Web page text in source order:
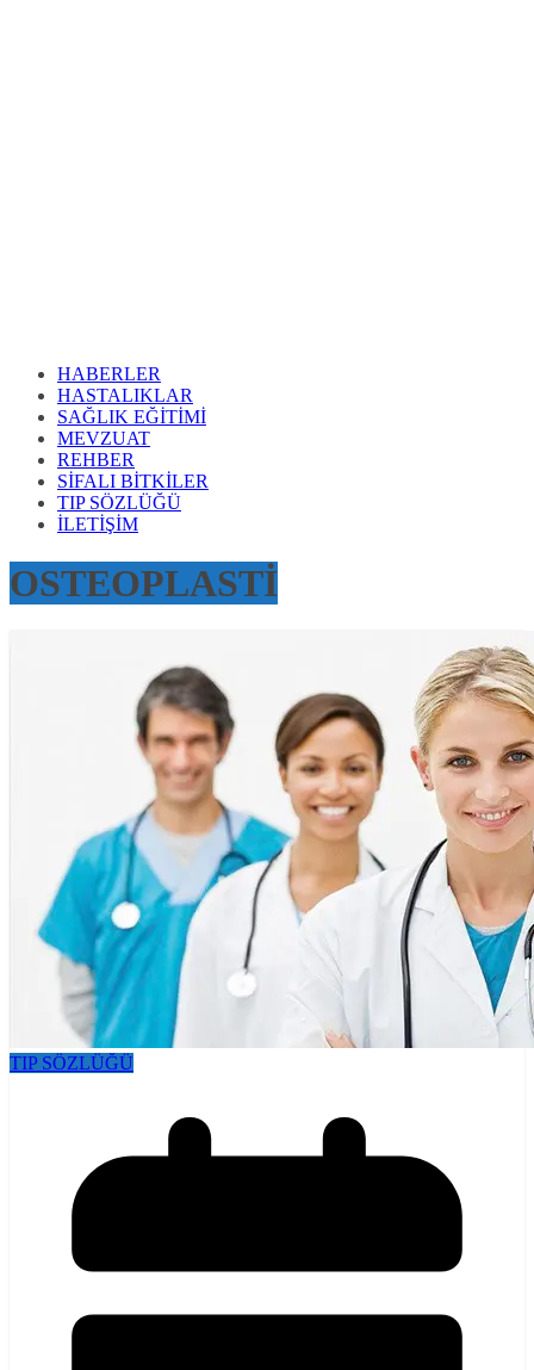
HABERLER
HASTALIKLAR
SAĞLIK EĞİTİMİ
MEVZUAT
REHBER
SİFALI BİTKİLER
TIP SÖZLÜĞÜ
İLETİŞİM
OSTEOPLASTİ
TIP SÖZLÜĞÜ